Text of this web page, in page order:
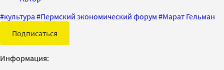
#культура #Пермский экономический форум #Марат Гельман
Подписаться
Информация: